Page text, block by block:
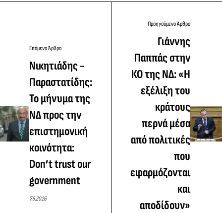
Επόμενο Άρθρο
Νικητιάδης -
Παραστατίδης:
Το μήνυμα της
ΝΔ προς την
επιστημονική
κοινότητα:
Don’t trust our
government
7.5.2026
Προηγούμενο Άρθρο
Γιάννης
Παππάς στην
ΚΟ της ΝΔ: «Η
εξέλιξη του
κράτους
περνά μέσα
από πολιτικές
που
εφαρμόζονται
και
αποδίδουν»